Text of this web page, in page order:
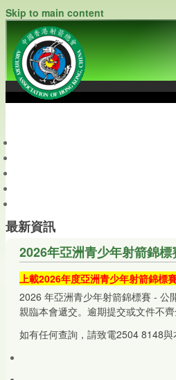
Skip to main content
最新資訊
2026年亞洲青少年射箭錦
上載2026年度亞洲青少年射箭錦標
2026 年亞洲青少年射箭錦標賽 - 公
親臨本會遞交。逾期提交或文件不齊
如有任何查詢，請致電2504 8148與